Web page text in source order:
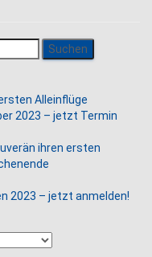
Alleinflüge
2023 – jetzt Termin
ihren ersten
2023 – jetzt anmelden!